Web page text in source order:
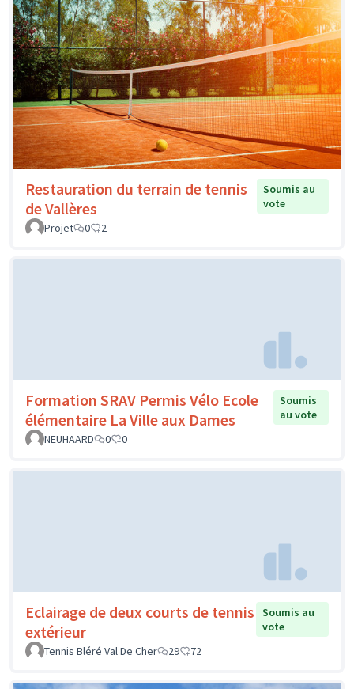
Restauration du terrain de tennis
de Vallères
Soumis au
vote
Projet
0 2
Formation SRAV Permis Vélo Ecole
élémentaire La Ville aux Dames
Soumis
au vote
NEUHAARD
0 0
Eclairage de deux courts de tennis
extérieur
Soumis au
vote
Tennis Bléré Val De Cher
29 72